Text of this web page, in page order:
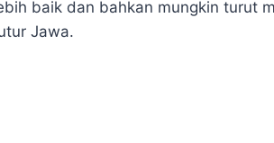
baik dan bahkan mungkin turut
Jawa.